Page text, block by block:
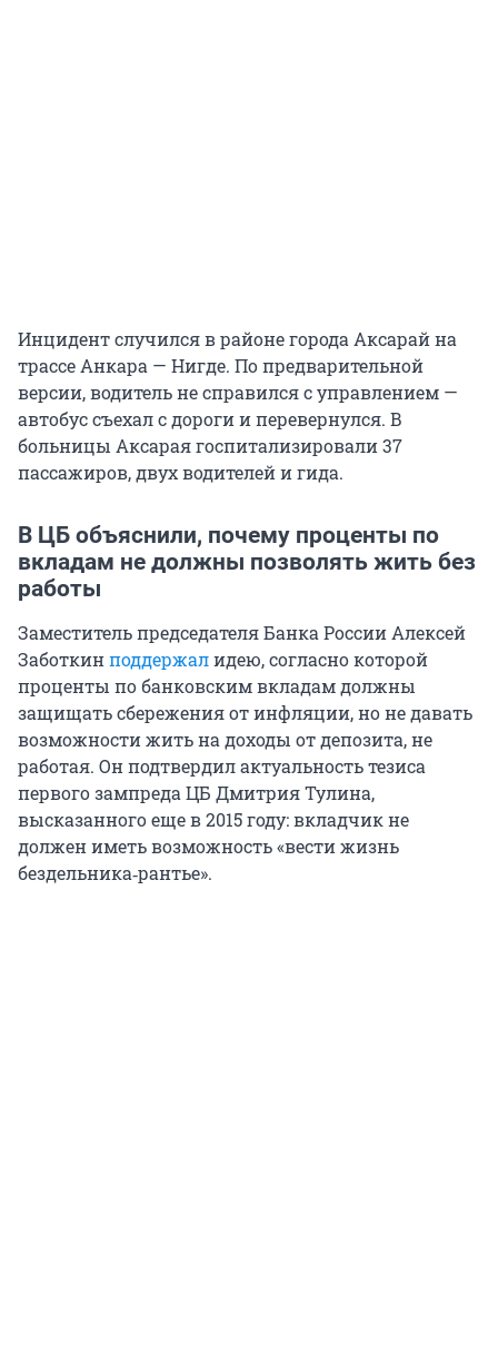
Инцидент случился в районе города Аксарай на
трассе Анкара — Нигде. По предварительной
версии, водитель не справился с управлением —
автобус съехал с дороги и перевернулся. В
больницы Аксарая госпитализировали 37
пассажиров, двух водителей и гида.
В ЦБ объяснили, почему проценты по
вкладам не должны позволять жить без
работы
Заместитель председателя Банка России Алексей
Заботкинподдержалидею, согласно которой
проценты по банковским вкладам должны
защищать сбережения от инфляции, но не давать
возможности жить на доходы от депозита, не
работая. Он подтвердил актуальность тезиса
первого зампреда ЦБ Дмитрия Тулина,
высказанного еще в 2015 году: вкладчик не
должен иметь возможность «вести жизнь
бездельника‑рантье».